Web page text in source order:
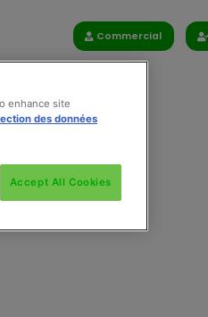
Commercial
enhance site
des données
Accept All Cookies